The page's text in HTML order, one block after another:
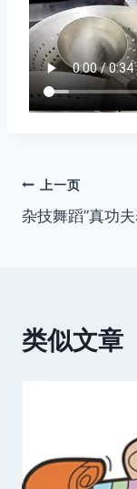
文
章
上一页
杂技舞蹈”真功
类似文章